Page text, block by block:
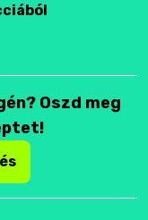
Oszd meg